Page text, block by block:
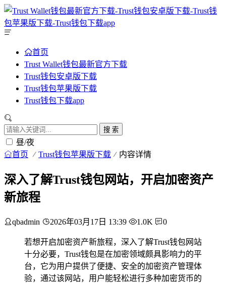
首页
Trust Wallet钱包最新官方下载
Trust钱包安卓版下载
Trust钱包苹果版下载
Trust钱包下载app
搜 索
昼/夜
首页 Trust钱包苹果版下载 内容详情
深入了解Trust钱包网站，开启加密资产
新旅程
qbadmin 2026年03月17日 13:39 1.0K 0
若想开启加密资产新旅程，深入了解Trust钱包网站
十分必要，Trust钱包是在加密领域颇具影响力的平
台，它为用户提供了便捷、安全的加密资产管理体
验，通过该网站，用户能轻松进行多种加密货币的